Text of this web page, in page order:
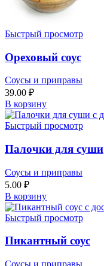
Быстрый просмотр
Ореховый соус
Соусы и приправы
39.00 ₽
В корзину
Быстрый просмотр
Палочки для суши
Соусы и приправы
5.00 ₽
В корзину
Быстрый просмотр
Пикантный соус